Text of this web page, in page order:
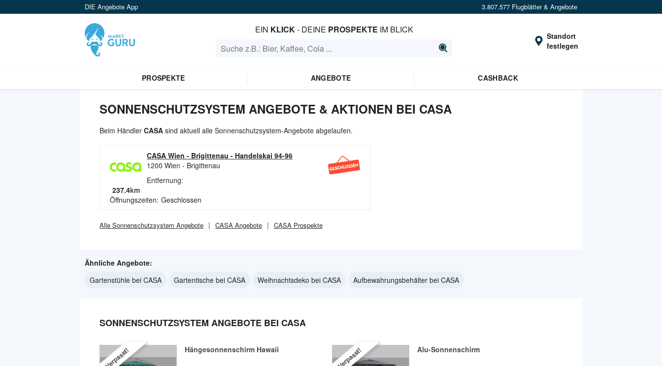
DIE Angebote App 3.807.577 Flugblätter & Angebote
EIN KLICK- DEINE PROSPEKTE IM BLICK
Standort
festlegen
PROSPEKTE ANGEBOTE CASHBACK
SONNENSCHUTZSYSTEM ANGEBOTE & AKTIONEN BEI CASA
Beim Händler CASA sind aktuell alle Sonnenschutzsystem-Angebote abgelaufen.
CASA Wien - Brigittenau - Handelskai 94-96
1200 Wien - Brigittenau
Entfernung:
237.4km
Öffnungszeiten: Geschlossen
Alle Sonnenschutzsystem Angebote CASA Angebote CASA Prospekte
Ähnliche Angebote:
Gartenstühle bei CASA
Gartentische bei CASA Weihnachtsdeko bei CASA Aufbewahrungsbehälter bei CASA
SONNENSCHUTZSYSTEM ANGEBOTE BEI CASA
Verpasst! Hängesonnenschirm Hawaii Verpasst! Alu-Sonnenschirm